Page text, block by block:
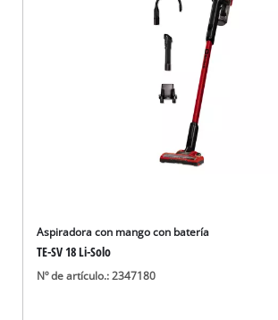
Aspiradora con mango con batería
TE-SV 18 Li-Solo
Nº de artículo.: 2347180